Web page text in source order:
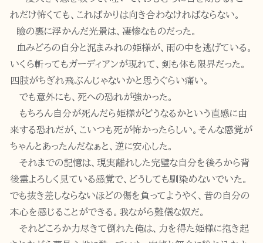
れだけ怖くても、こればかりは向き合わなければならない。
瞼の裏に浮かんだ光景は、凄惨なものだった。
血みどろの自分と泥まみれの姫様が、雨の中を逃げている。
いくら斬ってもガーディアンが現れて、剣も体も限界だった。
四肢がちぎれ飛ぶんじゃないかと思うぐらい痛い。
でも意外にも、死への恐れが強かった。
もちろん自分が死んだら姫様がどうなるかという直感に由
来する恐れだが、こいつも死が怖かったらしい。そんな感覚が
ちゃんとあったんだなぁと、逆に安心した。
それまでの記憶は、現実離れした完璧な自分を後ろから背
後霊よろしく見ている感覚で、どうしても馴染めないでいた。
でも抜き差しならないほどの傷を負ってようやく、昔の自分の
本心を感じることができる。我ながら難儀な奴だ。
それどころか力尽きて倒れた俺は、力を得た姫様に抱き起